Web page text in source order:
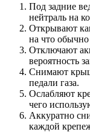
Под задние
нейтраль на
Открывают
на что обычно
Отключают
вероятность
Снимают
педали газа.
Ослабляют
чего
Аккуратно
каждой